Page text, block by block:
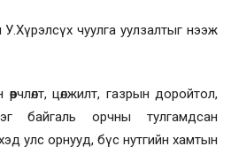
У.Хүрэлсүх чуулга уулзалтыг нээж
цөлжилт, газрын доройтол,
байгаль орчны тулгамдсан
улс орнууд, бүс нутгийн хамтын